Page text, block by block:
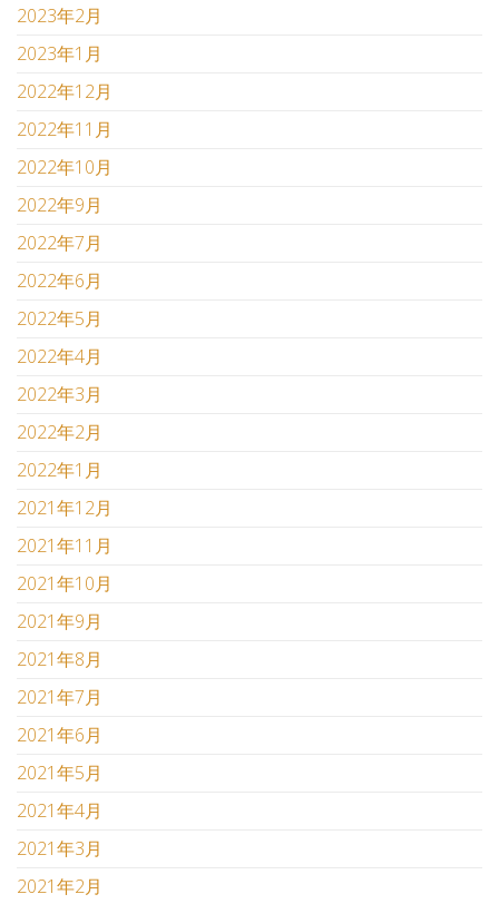
2023年2月
2023年1月
2022年12月
2022年11月
2022年10月
2022年9月
2022年7月
2022年6月
2022年5月
2022年4月
2022年3月
2022年2月
2022年1月
2021年12月
2021年11月
2021年10月
2021年9月
2021年8月
2021年7月
2021年6月
2021年5月
2021年4月
2021年3月
2021年2月